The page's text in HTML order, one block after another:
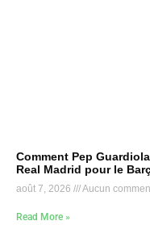
Comment Pep
Real Madrid pour le
août 7, 2026 Aucun
Read More »